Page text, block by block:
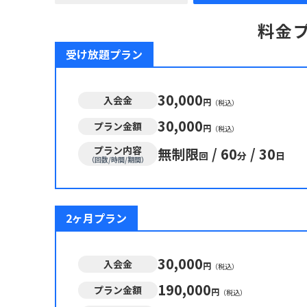
料金
受け放題プラン
入会金 30,000円 （税込）
プラン金額 30,000円 （税込）
プラン内容
（回数/時間/期間） 無制限回 / 60分 / 30日
2ヶ月プラン
入会金 30,000円 （税込）
プラン金額 190,000円 （税込）